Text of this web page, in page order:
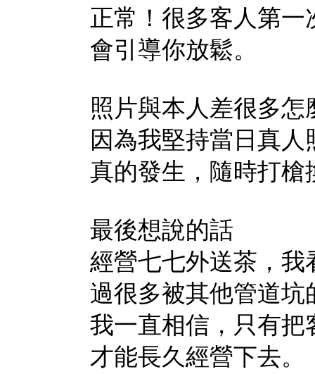
正常！很多客人第
會引導你放鬆。
照片與本人差很多怎
因為我堅持當日真
真的發生，隨時打槍
最後想說的話
經營七七外送茶，
過很多被其他管道坑
我一直相信，只有
才能長久經營下去。